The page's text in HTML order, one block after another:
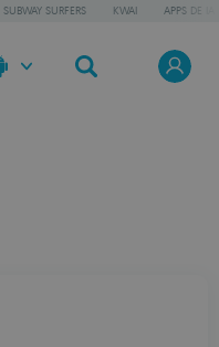
SUBWAY SURFERS KWAI APPS DE IA